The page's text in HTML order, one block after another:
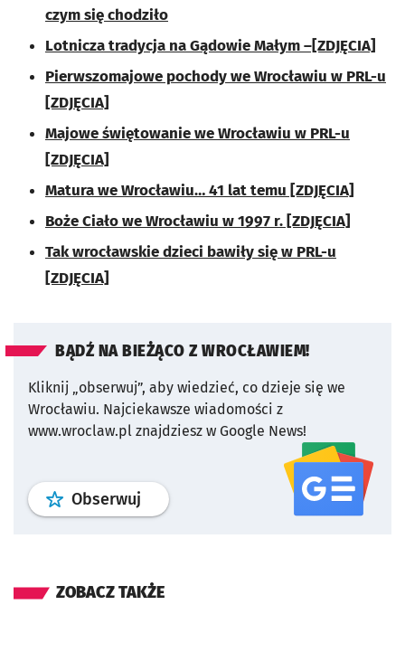
czym się chodziło
Lotnicza tradycja na Gądowie Małym –[ZDJĘCIA]
Pierwszomajowe pochody we Wrocławiu w PRL-u
[ZDJĘCIA]
Majowe świętowanie we Wrocławiu w PRL-u
[ZDJĘCIA]
Matura we Wrocławiu… 41 lat temu [ZDJĘCIA]
Boże Ciało we Wrocławiu w 1997 r. [ZDJĘCIA]
Tak wrocławskie dzieci bawiły się w PRL-u
[ZDJĘCIA]
BĄDŹ NA BIEŻĄCO Z WROCŁAWIEM!
Kliknij „obserwuj”, aby wiedzieć, co dzieje się we
Wrocławiu. Najciekawsze wiadomości z
www.wroclaw.pl znajdziesz w Google News!
Obserwuj profil serwisu
ZOBACZ TAKŻE